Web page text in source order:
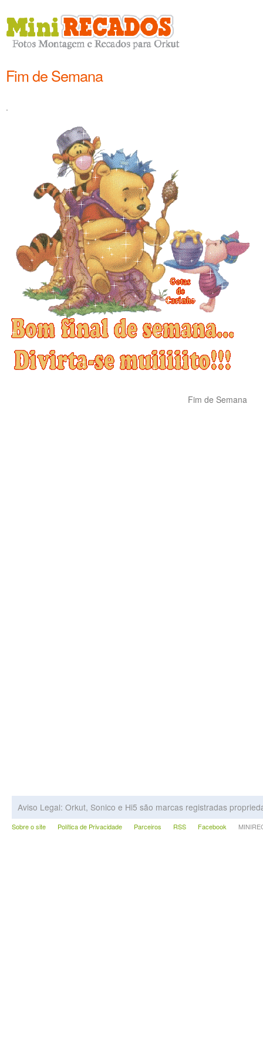
Fim de Semana
.
Fim de Semana
Aviso Legal: Orkut, Sonico e Hi5 são marcas registradas
Sobre o site Política de Privacidade Parceiros RSS Facebook